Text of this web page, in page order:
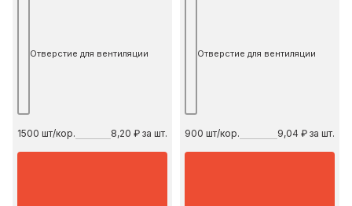
Отверстие для вентиляции
1500 шт/кор. 8,20 ₽ за шт.
Отверстие для вентиляции
900 шт/кор. 9,04 ₽ за шт.